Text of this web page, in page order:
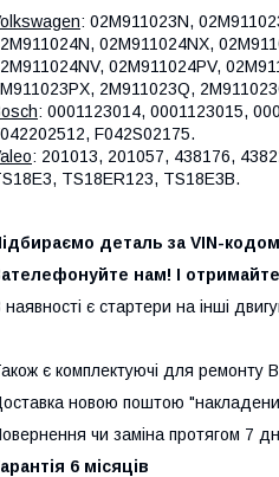
: 02M911023N,
02M911024NX,
02M911024PV,
2M911023Q,
: 0001123014, 0001123015,
F042S02175.
: 201013, 201057, 438176,
TS18ER123, TS18E3B.
деталь за VIN-
нам! І
наявності є стартери на інші
є комплектуючі для ремонту
новою поштою
чи заміна протягом 7
6 місяців